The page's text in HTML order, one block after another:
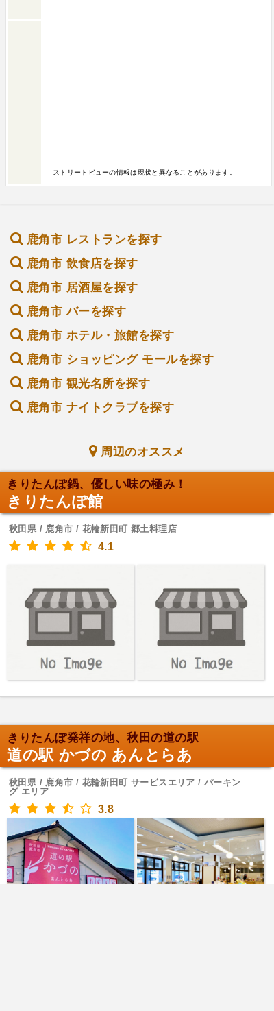
ストリートビューの情報は現状と異なることがあります。
鹿角市 レストランを探す
鹿角市 飲食店を探す
鹿角市 居酒屋を探す
鹿角市 バーを探す
鹿角市 ホテル・旅館を探す
鹿角市 ショッピング モールを探す
鹿角市 観光名所を探す
鹿角市 ナイトクラブを探す
周辺のオススメ
きりたんぽ鍋、優しい味の極み！
きりたんぽ館
秋田県 / 鹿角市 / 花輪新田町 郷土料理店
4.1
きりたんぽ発祥の地、秋田の道の駅
道の駅 かづの あんとらあ
秋田県 / 鹿角市 / 花輪新田町 サービスエリア / パーキン
グ エリア
3.8